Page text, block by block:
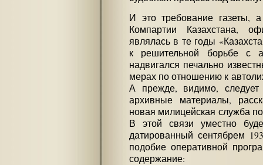
И это требование газеты,
Компартии Казахстана,
являлась в те годы
к решительной борьбе с
надвигался печально
мерах по отношению к
А прежде, видимо, следует
архивные материалы,
новая милицейская служба
В этой связи уместно
датированный сентябрем
подобие оперативной
содержание: